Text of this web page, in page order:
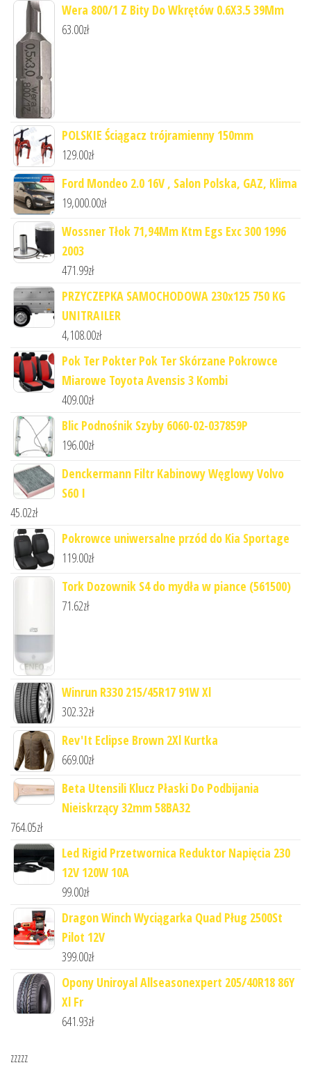
Wera 800/1 Z Bity Do Wkrętów 0.6X3.5 39Mm
63.00zł
POLSKIE Ściągacz trójramienny 150mm
129.00zł
Ford Mondeo 2.0 16V , Salon Polska, GAZ, Klima
19,000.00zł
Wossner Tłok 71,94Mm Ktm Egs Exc 300 1996
2003
471.99zł
PRZYCZEPKA SAMOCHODOWA 230x125 750 KG
UNITRAILER
4,108.00zł
Pok Ter Pokter Pok Ter Skórzane Pokrowce
Miarowe Toyota Avensis 3 Kombi
409.00zł
Blic Podnośnik Szyby 6060-02-037859P
196.00zł
Denckermann Filtr Kabinowy Węglowy Volvo
S60 I
45.02zł
Pokrowce uniwersalne przód do Kia Sportage
119.00zł
Tork Dozownik S4 do mydła w piance (561500)
71.62zł
Winrun R330 215/45R17 91W Xl
302.32zł
Rev'It Eclipse Brown 2Xl Kurtka
669.00zł
Beta Utensili Klucz Płaski Do Podbijania
Nieiskrzący 32mm 58BA32
764.05zł
Led Rigid Przetwornica Reduktor Napięcia 230
12V 120W 10A
99.00zł
Dragon Winch Wyciągarka Quad Pług 2500St
Pilot 12V
399.00zł
Opony Uniroyal Allseasonexpert 205/40R18 86Y
Xl Fr
641.93zł
zzzzz